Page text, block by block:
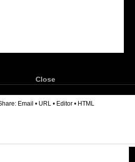
Close
Email • URL • Editor • HTML